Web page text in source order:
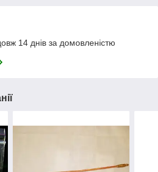
14 днів за домовленістю